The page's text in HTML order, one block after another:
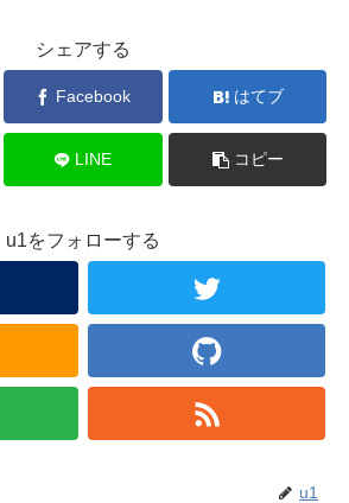
シェアする
Facebook はてブ
LINE コピー
u1をフォローする
u1